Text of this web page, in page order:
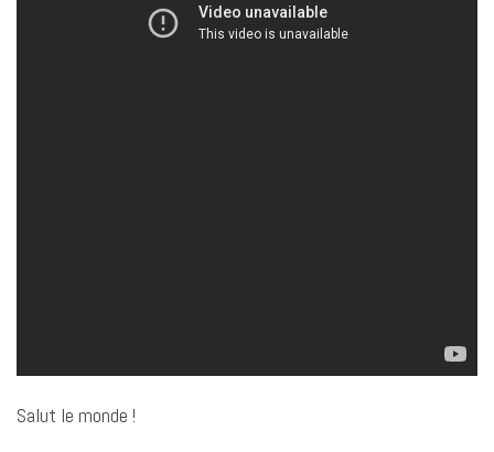
Salut le monde !